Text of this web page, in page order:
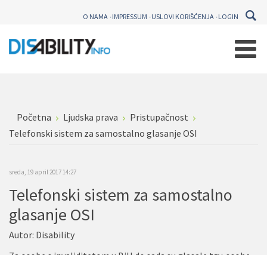
O NAMA IMPRESSUM USLOVI KORIŠĆENJA LOGIN
Početna Ljudska prava
Pristupačnost
Telefonski sistem za samostalno glasanje OSI
sreda, 19 april 2017 14:27
Telefonski sistem za samostalno
glasanje OSI
Autor: Disability